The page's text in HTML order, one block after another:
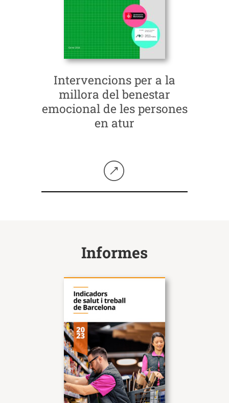
Intervencions per a la
millora del benestar
emocional de les persones
en atur
Informes